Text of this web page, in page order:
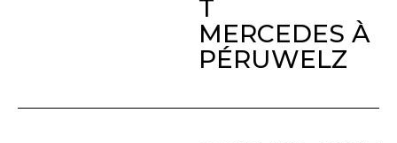
T
MERCEDES À
PÉRUWELZ